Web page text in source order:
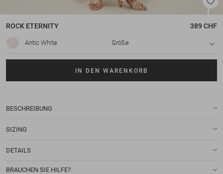
ROCK ETERNITY 389 CHF
Antic White Größe
IN DEN WARENKORB
BESCHREIBUNG
SIZING
DETAILS
BRAUCHEN SIE HILFE?